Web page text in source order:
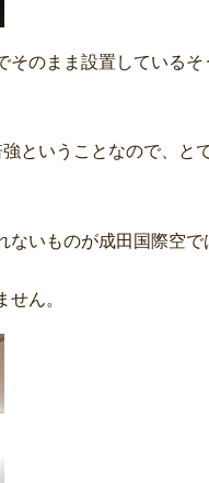
そのまま設置しているそ
ということなので、と
ないものが成田国際空で
ん。